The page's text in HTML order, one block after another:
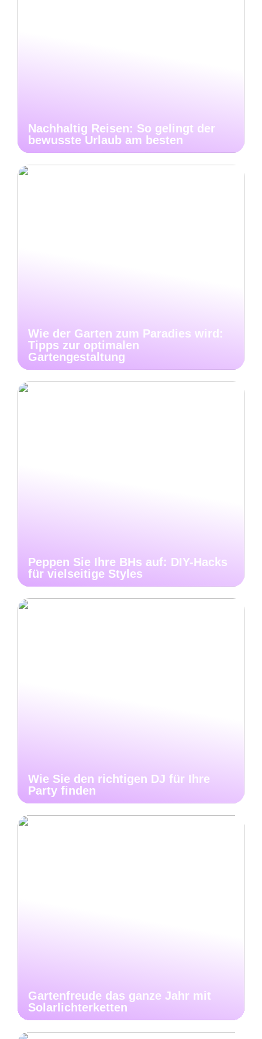
Nachhaltig Reisen: So gelingt der
bewusste Urlaub am besten
Wie der Garten zum Paradies wird:
Tipps zur optimalen
Gartengestaltung
Peppen Sie Ihre BHs auf: DIY-Hacks
für vielseitige Styles
Wie Sie den richtigen DJ für Ihre
Party finden
Gartenfreude das ganze Jahr mit
Solarlichterketten